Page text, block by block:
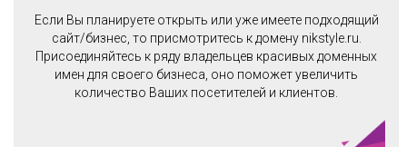
Если Вы планируете открыть или уже имеете подходящий
сайт/бизнес, то присмотритесь к домену nikstyle.ru.
Присоединяйтесь к ряду владельцев красивых доменных
имен для своего бизнеса, оно поможет увеличить
количество Ваших посетителей и клиентов.